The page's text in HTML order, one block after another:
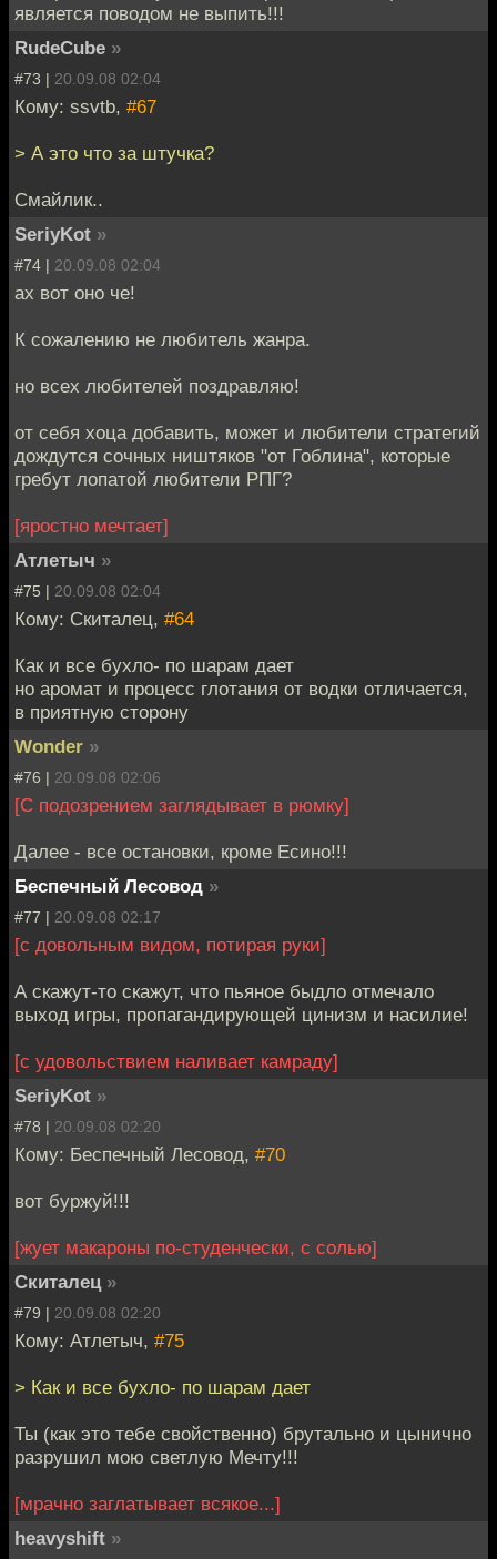
является поводом не выпить!!!
RudeCube »
#73 | 20.09.08 02:04
Кому: ssvtb, #67
> А это что за штучка?
Смайлик..
SeriyKot »
#74 | 20.09.08 02:04
ах вот оно че!
К сожалению не любитель жанра.
но всех любителей поздравляю!
от себя хоца добавить, может и любители стратегий
дождутся сочных ништяков "от Гоблина", которые
гребут лопатой любители РПГ?
[яростно мечтает]
Атлетыч »
#75 | 20.09.08 02:04
Кому: Скиталец, #64
Как и все бухло- по шарам дает
но аромат и процесс глотания от водки отличается,
в приятную сторону
Wonder »
#76 | 20.09.08 02:06
[С подозрением заглядывает в рюмку]
Далее - все остановки, кроме Есино!!!
Беспечный Лесовод »
#77 | 20.09.08 02:17
[с довольным видом, потирая руки]
А скажут-то скажут, что пьяное быдло отмечало
выход игры, пропагандирующей цинизм и насилие!
[с удовольствием наливает камраду]
SeriyKot »
#78 | 20.09.08 02:20
Кому: Беспечный Лесовод, #70
вот буржуй!!!
[жует макароны по-студенчески, с солью]
Скиталец »
#79 | 20.09.08 02:20
Кому: Атлетыч, #75
> Как и все бухло- по шарам дает
Ты (как это тебе свойственно) брутально и цынично
разрушил мою светлую Мечту!!!
[мрачно заглатывает всякое...]
heavyshift »